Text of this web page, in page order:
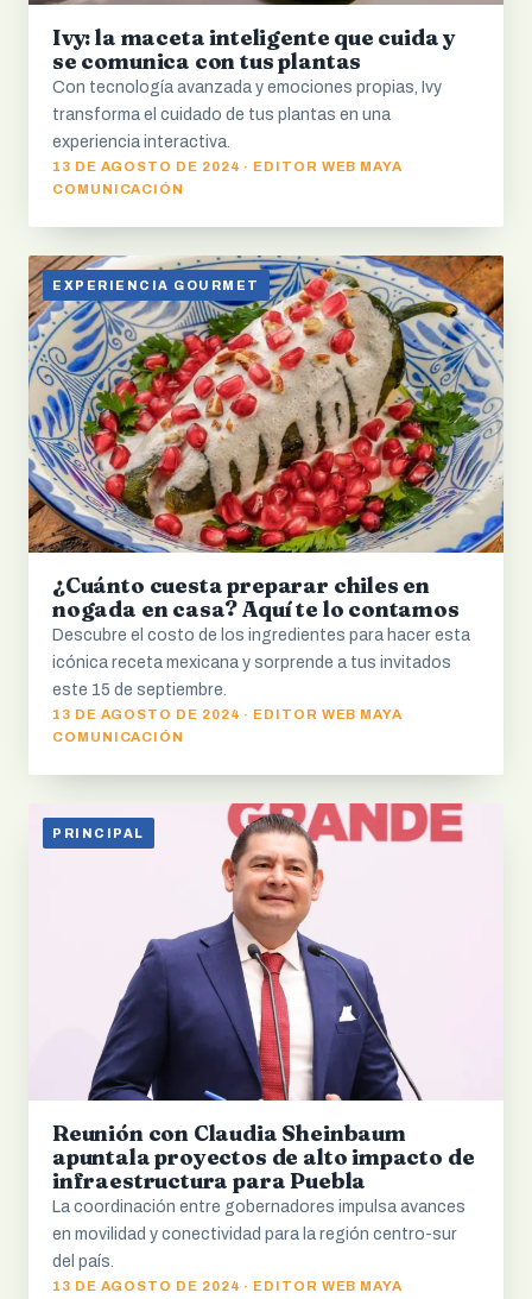
Ivy: la maceta inteligente que cuida y
se comunica con tus plantas
Con tecnología avanzada y emociones propias, Ivy
transforma el cuidado de tus plantas en una
experiencia interactiva.
13 DE AGOSTO DE 2024 · EDITOR WEB MAYA
COMUNICACIÓN
EXPERIENCIA GOURMET
¿Cuánto cuesta preparar chiles en
nogada en casa? Aquí te lo contamos
Descubre el costo de los ingredientes para hacer esta
icónica receta mexicana y sorprende a tus invitados
este 15 de septiembre.
13 DE AGOSTO DE 2024 · EDITOR WEB MAYA
COMUNICACIÓN
PRINCIPAL
Reunión con Claudia Sheinbaum
apuntala proyectos de alto impacto de
infraestructura para Puebla
La coordinación entre gobernadores impulsa avances
en movilidad y conectividad para la región centro-sur
del país.
13 DE AGOSTO DE 2024 · EDITOR WEB MAYA